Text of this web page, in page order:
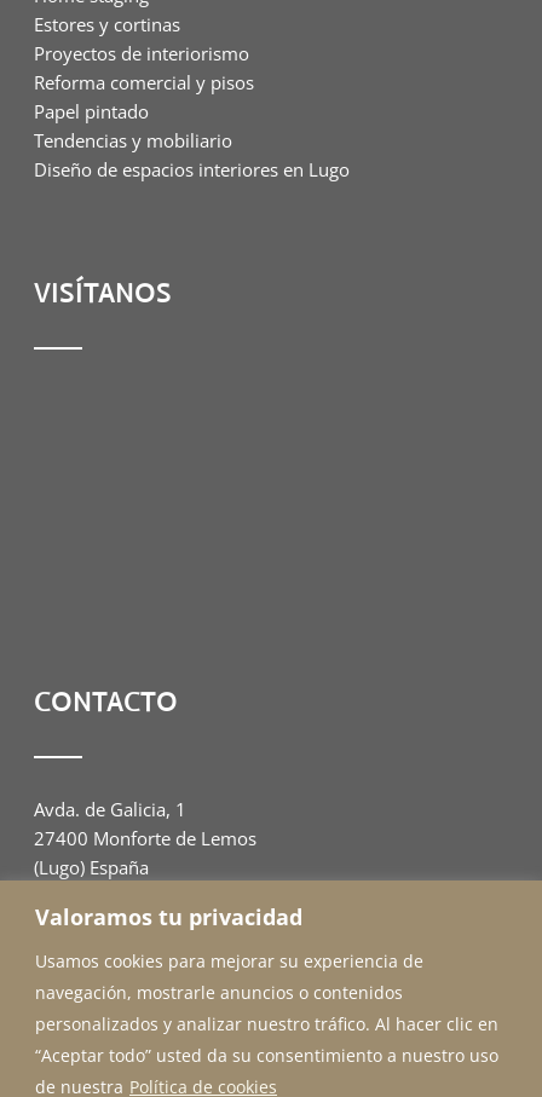
Valoramos tu privacidad
Usamos cookies para mejorar su experiencia de
navegación, mostrarle anuncios o contenidos
personalizados y analizar nuestro tráfico. Al hacer clic en
“Aceptar todo” usted da su consentimiento a nuestro uso
de nuestra Política de cookies
Estores y cortinas
Proyectos de interiorismo
Reforma comercial y pisos
Papel pintado
Tendencias y mobiliario
Diseño de espacios interiores en Lugo
VISÍTANOS
CONTACTO
Avda. de Galicia, 1
27400 Monforte de Lemos
(Lugo) España
982 00 94 07
adahome@outlook.es